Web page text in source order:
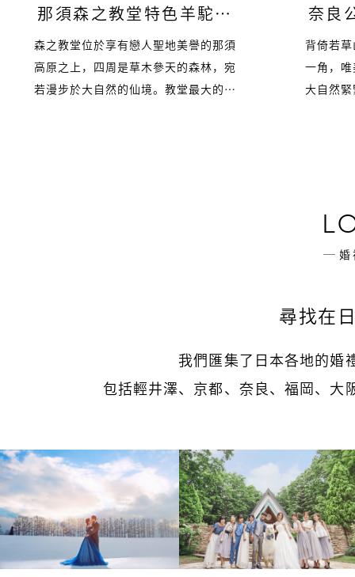
那須森之教堂特色羊駝…
森之教堂位於享有戀人聖地美譽的那須
高原之上，四周是草木參天的森林，宛
若漫步於大自然的仙境。教堂最大的…
奈良
背倚若
一角，
大自然
尋找在
我們匯集了日本各地的婚
包括輕井澤、京都、奈良、福岡、